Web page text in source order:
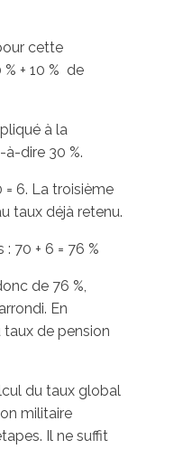
cette
+ 10 % de
à la
dire 30 %.
6. La troisième
taux déjà retenu.
70 + 6 = 76 %
de 76 %,
En
de pension
du taux global
militaire
Il ne suffit